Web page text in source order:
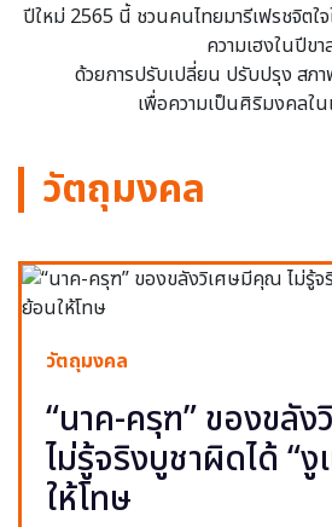
ปีใหม่ 2565 นี้ ชวนคนไทยมารีเฟรชจิต
ความเฮงในปีขา
ด้วยการปรับเปลี่ยน ปรับปรุง สภ
เพื่อความเป็นศิริมงคลใ
วัตถุมงคล
วัตถุมงคล
“นาค-ครุฑ” ของขลั
ไม่รู้จริงบูชาผิดได้ “
ให้โทษ